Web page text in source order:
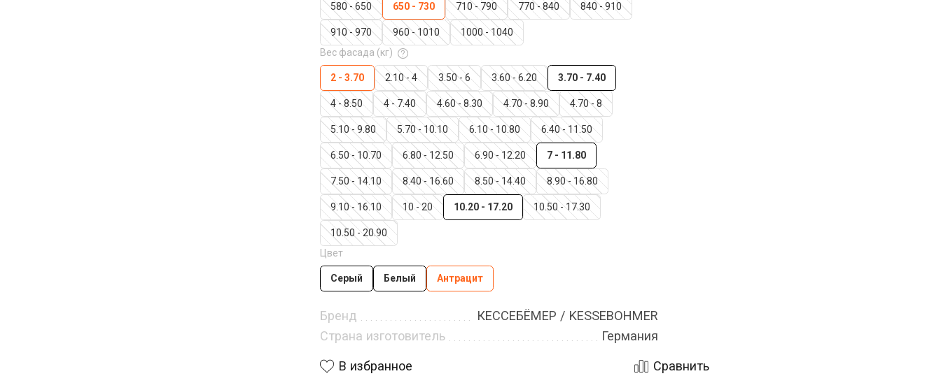
580 - 650 650 - 730 710 - 790 770 - 840 840 - 910
910 - 970 960 - 1010
1000 - 1040
Вес фасада (кг)
2 - 3.70 2.10 - 4 3.50 - 6 3.60 - 6.20 3.70 - 7.40
4 - 8.50 4 - 7.40 4.60 - 8.30 4.70 - 8.90 4.70 - 8
5.10 - 9.80 5.70 - 10.10 6.10 - 10.80 6.40 - 11.50
6.50 - 10.70 6.80 - 12.50 6.90 - 12.20 7 - 11.80
7.50 - 14.10 8.40 - 16.60 8.50 - 14.40 8.90 - 16.80
9.10 - 16.10 10 - 20 10.20 - 17.20 10.50 - 17.30
10.50 - 20.90
Цвет
Серый Белый Антрацит
Бренд
КЕССЕБЁМЕР / KESSEBOHMER
Страна изготовитель
Германия
В избранное Сравнить